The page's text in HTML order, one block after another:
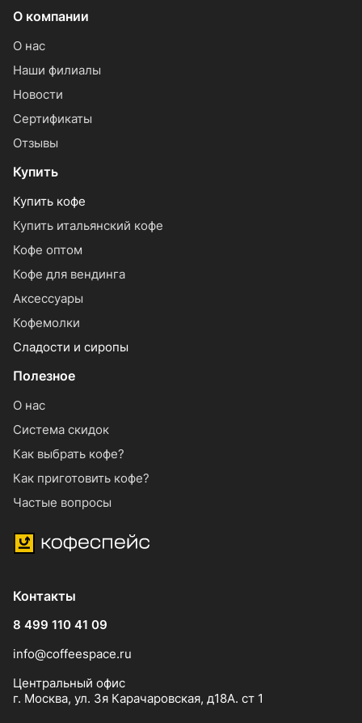
О компании
О нас
Наши филиалы
Новости
Сертификаты
Отзывы
Купить
Купить кофе
Купить итальянский кофе
Кофе оптом
Кофе для вендинга
Аксессуары
Кофемолки
Сладости и сиропы
Полезное
О нас
Система скидок
Как выбрать кофе?
Как приготовить кофе?
Частые вопросы
Контакты
8 499 110 41 09
info@coffeespace.ru
Центральный офис
г. Москва, ул. 3я Карачаровская, д18А. ст 1